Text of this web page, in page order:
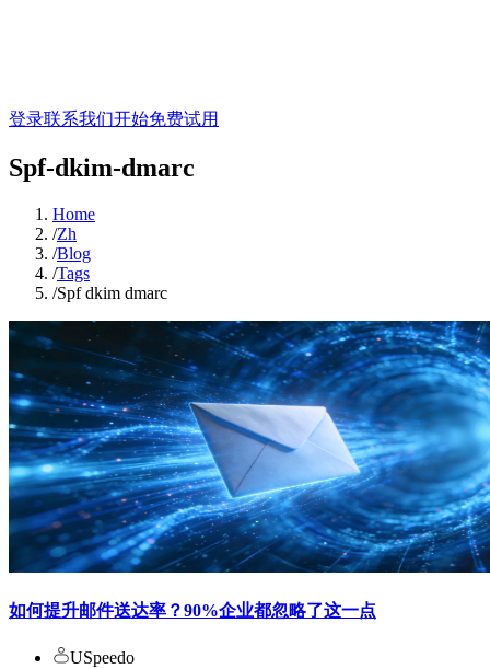
登录联系我们开始免费试用
Spf-dkim-dmarc
Home
/Zh
/Blog
/Tags
/Spf dkim dmarc
如何提升邮件送达率？90%企业都忽略了这一点
USpeedo